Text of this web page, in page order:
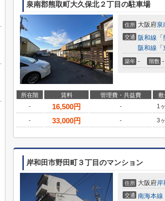
泉南郡熊取町大久保北２丁目の駐車場
住所 大阪府泉
交通 阪和線 「
阪和線 「
築年 - 階数 -
所在階 賃料 管理費・共益費 敷
-
16,500円 - 1
-
33,000円 - 3
岸和田市野田町３丁目のマンション
住所 大阪府岸
交通 南海本線